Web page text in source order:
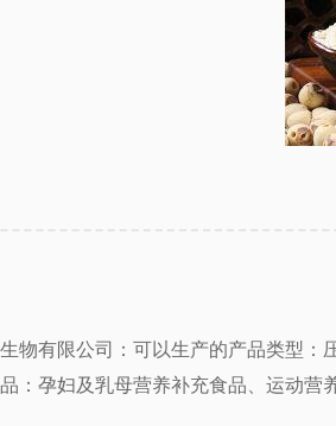
物有限公司：可以生产的产品类型
：孕妇及乳母营养补充食品、运动营